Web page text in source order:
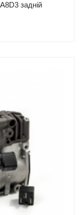
задній